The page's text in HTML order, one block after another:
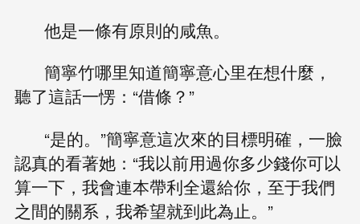
他是一條有原則的咸魚。
簡寧竹哪里知道簡寧意心里在想什麼，
聽了這話一愣：“借條？”
“是的。”簡寧意這次來的目標明確，一臉
認真的看著她：“我以前用過你多少錢你可以
算一下，我會連本帶利全還給你，至于我們
之間的關系，我希望就到此為止。”